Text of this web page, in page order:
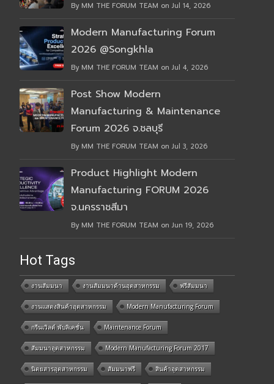
By MM THE FORUM TEAM on Jul 14, 2026
Modern Manufacturing Forum
2026 @Songkhla
By MM THE FORUM TEAM on Jul 4, 2026
Post Show Modern
Manufacturing & Maintenance
Forum 2026 จ.ชลบุรี
By MM THE FORUM TEAM on Jul 3, 2026
Product Highlight Modern
Manufacturing FORUM 2026
จ.นครราชสีมา
By MM THE FORUM TEAM on Jun 19, 2026
Hot Tags
งานสัมมนา งานสัมมนาด้านอุตสาหกรรม ฟรีสัมมนา
งานแสดงสินค้าอุตสาหกรรม Modern Manufacturing Forum
กรีนเวิลด์ พับลิเคชั่น Maintenance Forum
สัมมนาอุตสาหกรรม Modern Manufacturing Forum 2017
นิตยสารอุตสาหกรรม สัมมนาฟรี สินค้าอุตสาหกรรม